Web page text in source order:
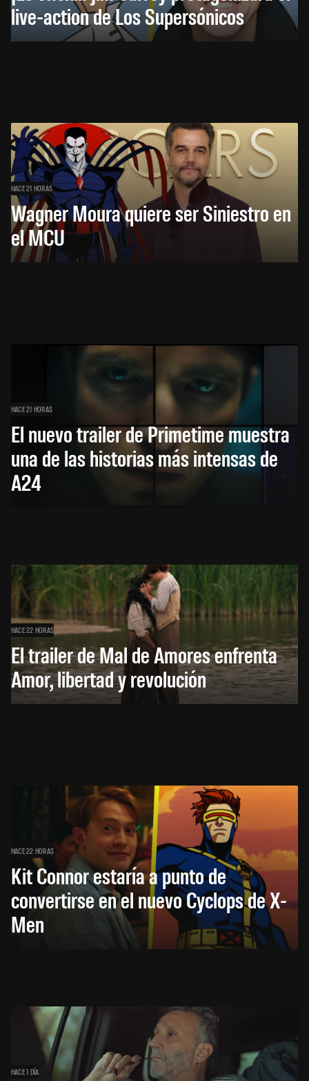
live-action de Los Supersónicos
HACE 21 HORAS
Wagner Moura quiere ser Siniestro en
el MCU
HACE 21 HORAS
El nuevo trailer de Primetime muestra
una de las historias más intensas de
A24
HACE 22 HORAS
El trailer de Mal de Amores enfrenta
Amor, libertad y revolución
HACE 22 HORAS
Kit Connor estaría a punto de
convertirse en el nuevo Cyclops de X-
Men
HACE 1 DÍA